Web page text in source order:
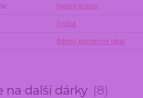
Nepřiřazeno
Trička
Běžný komerční obal
na další dárky 8